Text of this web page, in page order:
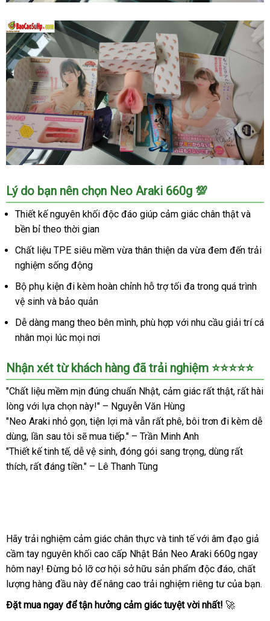
cấp
mê
Âm
đạo
giả
Nhật
Bản
Neo
Araki
660g
nguyên
khối
cao
cấp
mê
Âm
đạo
giả
Nhật
Bản
Neo
Araki
nguyên
khối
cao
cấp
sướng
Lý do bạn nên chọn Neo Araki 660g 💯
Thiết kế nguyên khối độc đáo giúp cảm giác chân thật và
bền bỉ theo thời gian
Chất liệu TPE siêu mềm vừa thân thiện da vừa đem đến trải
nghiệm sống động
Bộ phụ kiện đi kèm hoàn chỉnh hỗ trợ tối đa trong quá trình
vệ sinh và bảo quản
Dễ dàng mang theo bên mình, phù hợp với nhu cầu giải trí cá
nhân mọi lúc mọi nơi
Nhận xét từ khách hàng đã trải nghiệm ⭐️⭐️⭐️⭐️⭐️
"Chất liệu mềm mịn đúng chuẩn Nhật, cảm giác rất thật, rất hài
lòng với lựa chọn này!" – Nguyễn Văn Hùng
"Neo Araki nhỏ gọn, tiện lợi mà vẫn rất phê, bôi trơn đi kèm dễ
dùng, lần sau tôi sẽ mua tiếp." – Trần Minh Anh
"Thiết kế tinh tế, dễ vệ sinh, đóng gói sang trọng, dùng rất
thích, rất đáng tiền." – Lê Thanh Tùng
Hãy trải nghiệm cảm giác chân thực và tinh tế với âm đạo giả
cầm tay nguyên khối cao cấp Nhật Bản Neo Araki 660g ngay
hôm nay! Đừng bỏ lỡ cơ hội sở hữu sản phẩm độc đáo, chất
lượng hàng đầu này để nâng cao trải nghiệm riêng tư của bạn.
Đặt mua ngay để tận hưởng cảm giác tuyệt vời nhất! 🚀